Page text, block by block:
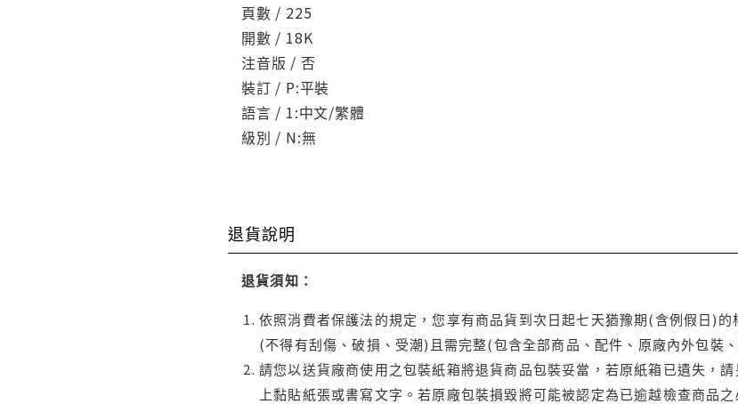
頁數 / 225
開數 / 18K
注音版 / 否
裝訂 / P:平裝
語言 / 1:中文/繁體
級別 / N:無
退貨說明
退貨須知：
依照消費者保護法的規定，您享有商品貨到次日起七天猶豫期(含例假日)
(不得有刮傷、破損、受潮)且需完整(包含全部商品、配件、原廠內外包裝
請您以送貨廠商使用之包裝紙箱將退貨商品包裝妥當，若原紙箱已遺失，
上黏貼紙張或書寫文字。若原廠包裝損毀將可能被認定為已逾越檢查商品